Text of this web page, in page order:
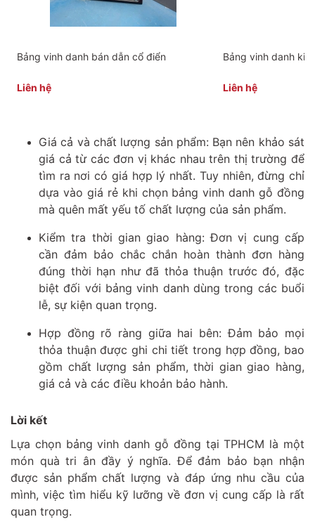
Bảng vinh danh bán dẫn cổ điển
Liên hệ
Bảng vinh danh
Liên hệ
Giá cả và chất lượng sản phẩm: Bạn nên khảo sát
giá cả từ các đơn vị khác nhau trên thị trường để
tìm ra nơi có giá hợp lý nhất. Tuy nhiên, đừng chỉ
dựa vào giá rẻ khi chọn bảng vinh danh gỗ đồng
mà quên mất yếu tố chất lượng của sản phẩm.
Kiểm tra thời gian giao hàng: Đơn vị cung cấp
cần đảm bảo chắc chắn hoàn thành đơn hàng
đúng thời hạn như đã thỏa thuận trước đó, đặc
biệt đối với bảng vinh danh dùng trong các buổi
lễ, sự kiện quan trọng.
Hợp đồng rõ ràng giữa hai bên: Đảm bảo mọi
thỏa thuận được ghi chi tiết trong hợp đồng, bao
gồm chất lượng sản phẩm, thời gian giao hàng,
giá cả và các điều khoản bảo hành.
Lời kết
Lựa chọn bảng vinh danh gỗ đồng tại TPHCM là một
món quà tri ân đầy ý nghĩa. Để đảm bảo bạn nhận
được sản phẩm chất lượng và đáp ứng nhu cầu của
mình, việc tìm hiểu kỹ lưỡng về đơn vị cung cấp là rất
quan trọng.